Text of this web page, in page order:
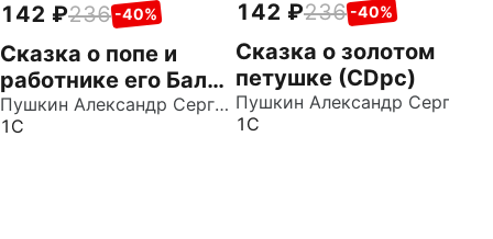
142 236 -40%
Сказка о попе и
работнике его Балде
(CDpc)
Пушкин Александр Сергеевич
1С
142 236 -40%
Сказка о золотом
петушке (CDpc)
1С